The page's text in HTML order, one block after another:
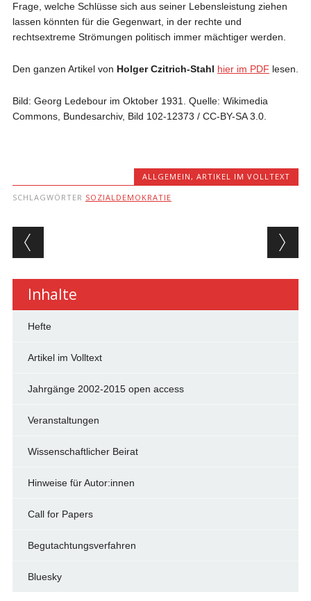
Frage, welche Schlüsse sich aus seiner Lebensleistung ziehen
lassen könnten für die Gegenwart, in der rechte und
rechtsextreme Strömungen politisch immer mächtiger werden.
Den ganzen Artikel von Holger Czitrich-Stahl hier im PDF lesen.
Bild: Georg Ledebour im Oktober 1931. Quelle: Wikimedia
Commons, Bundesarchiv, Bild 102-12373 / CC-BY-SA 3.0.
ALLGEMEIN,ARTIKEL IM VOLLTEXT
SCHLAGWÖRTER SOZIALDEMOKRATIE
Beitragsnavigation
Inhalte
Hefte
Artikel im Volltext
Jahrgänge 2002-2015 open access
Veranstaltungen
Wissenschaftlicher Beirat
Hinweise für Autor:innen
Call for Papers
Begutachtungsverfahren
Bluesky